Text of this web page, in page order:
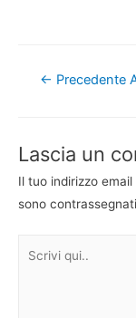
← Precedente
Lascia un
Il tuo indirizzo
sono contrassegnati